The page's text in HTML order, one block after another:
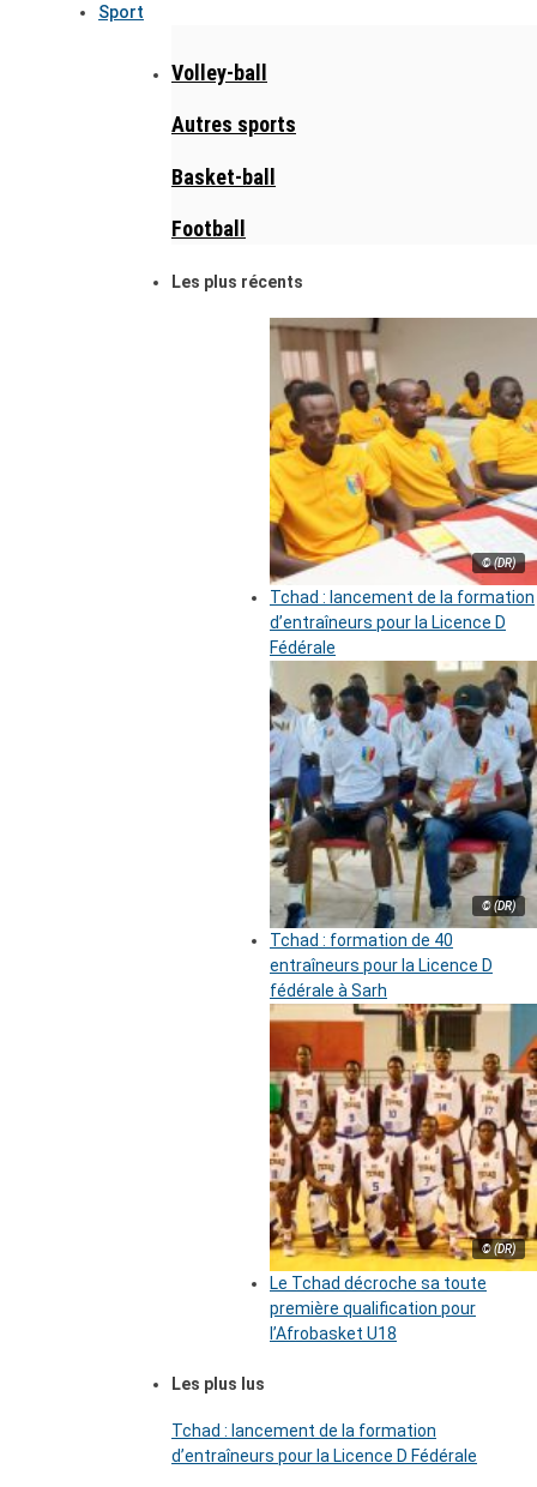
Sport
Volley-ball
Autres sports
Basket-ball
Football
Les plus récents
© (DR)
Tchad : lancement de la formation
d’entraîneurs pour la Licence D
Fédérale
© (DR)
Tchad : formation de 40
entraîneurs pour la Licence D
fédérale à Sarh
© (DR)
Le Tchad décroche sa toute
première qualification pour
l’Afrobasket U18
Les plus lus
Tchad : lancement de la formation
d’entraîneurs pour la Licence D Fédérale